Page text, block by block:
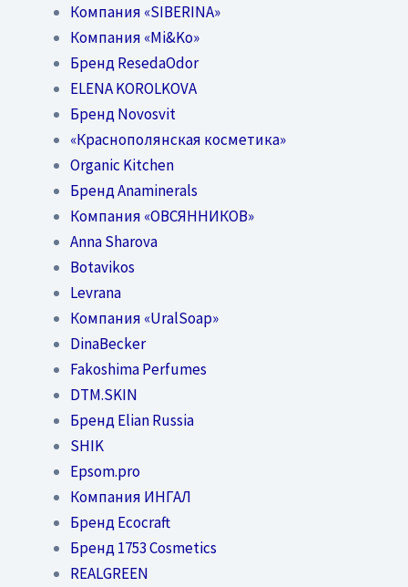
Компания «SIBERINA»
Компания «Mi&Ko»
Бренд ResedaOdor
ELENA KOROLKOVA
Бренд Novosvit
«Краснополянская косметика»
Organic Kitchen
Бренд Anaminerals
Компания «ОВСЯННИКОВ»
Anna Sharova
Botavikos
Levrana
Компания «UralSoap»
DinaBecker
Fakoshima Perfumes
DTM.SKIN
Бренд Elian Russia
SHIK
Epsom.pro
Компания ИНГАЛ
Бренд Ecocraft
Бренд 1753 Cosmetics
REALGREEN